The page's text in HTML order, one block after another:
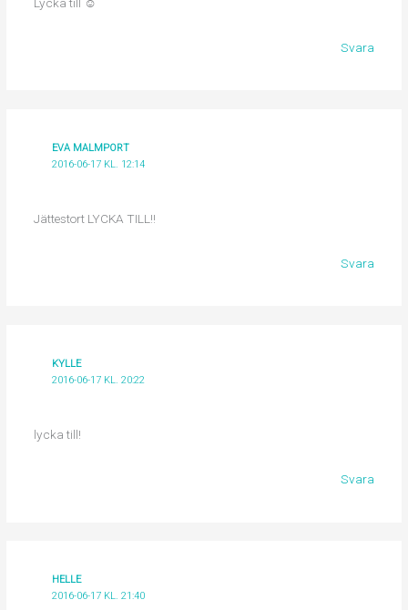
Svara
EVA MALMPORT
2016-06-17 KL. 12:14
Jättestort LYCKA TILL!!
Svara
KYLLE
2016-06-17 KL. 20:22
lycka till!
Svara
HELLE
2016-06-17 KL. 21:40